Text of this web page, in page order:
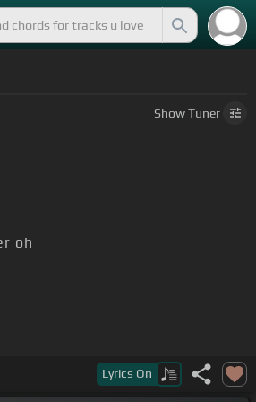
ShowTuner
oh
Lyrics On